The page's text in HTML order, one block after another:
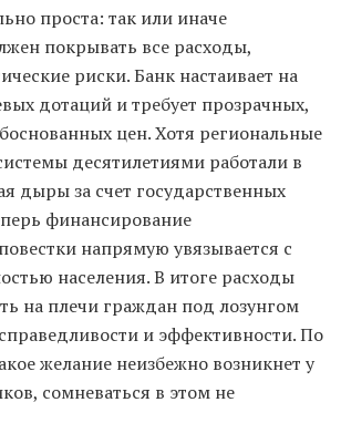
проста: так или иначе
покрывать все расходы,
риски. Банк настаивает на
дотаций и требует прозрачных,
цен. Хотя региональные
десятилетиями работали в
дыры за счет государственных
финансирование
напрямую увязывается с
населения. В итоге расходы
на плечи граждан под лозунгом
и эффективности. По
желание неизбежно возникнет у
сомневаться в этом не